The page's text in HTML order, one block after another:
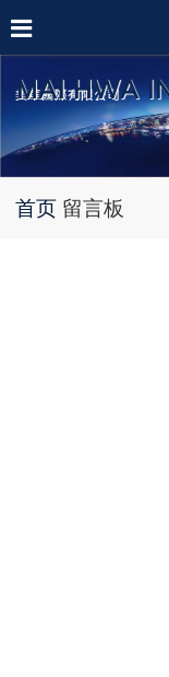
MAI HWA
首页 留言板